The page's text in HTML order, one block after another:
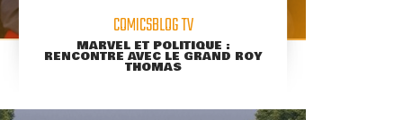
COMICSBLOG TV
MARVEL ET POLITIQUE :
RENCONTRE AVEC LE GRAND ROY
THOMAS